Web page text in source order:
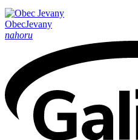
ObecJevany
nahoru